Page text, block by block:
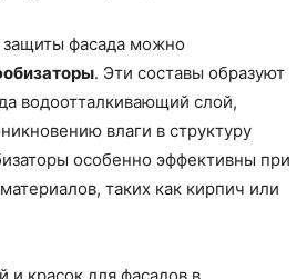
фасада можно
. Эти составы образуют
водоотталкивающий слой,
влаги в структуру
особенно эффективны при
таких как кирпич или